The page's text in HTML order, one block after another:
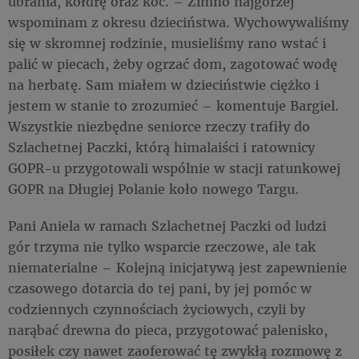
wspominam z okresu dzieciństwa. Wychowywaliśmy
się w skromnej rodzinie, musieliśmy rano wstać i
palić w piecach, żeby ogrzać dom, zagotować wodę
na herbatę. Sam miałem w dzieciństwie ciężko i
jestem w stanie to zrozumieć – komentuje Bargiel.
Wszystkie niezbędne seniorce rzeczy trafiły do
Szlachetnej Paczki, którą himalaiści i ratownicy
GOPR-u przygotowali wspólnie w stacji ratunkowej
GOPR na Długiej Polanie koło nowego Targu.
Pani Aniela w ramach Szlachetnej Paczki od ludzi
gór trzyma nie tylko wsparcie rzeczowe, ale tak
niematerialne – Kolejną inicjatywą jest zapewnienie
czasowego dotarcia do tej pani, by jej pomóc w
codziennych czynnościach życiowych, czyli by
narąbać drewna do pieca, przygotować palenisko,
posiłek czy nawet zaoferować tę zwykłą rozmowę z